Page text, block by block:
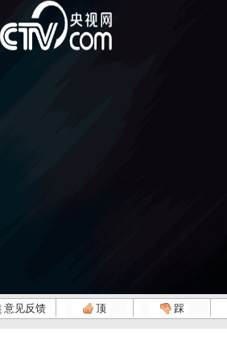
意见反馈 顶 踩